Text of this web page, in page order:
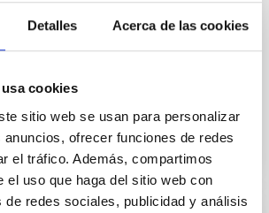
Detalles Acerca de las cookies
cookies
sitio web se usan para personalizar
ofrecer funciones de redes
el tráfico. Además, compartimos
el uso que haga del sitio web con
de redes sociales, publicidad y análisis
detection of 23 OH + 1 → 0 absorption,
18 Herschel-selected z = 2-6